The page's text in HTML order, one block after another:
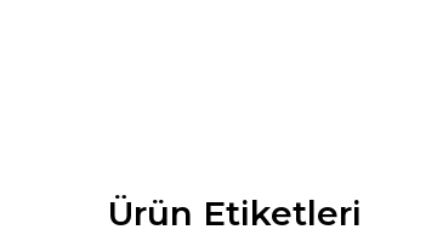
Ürün Etiketleri